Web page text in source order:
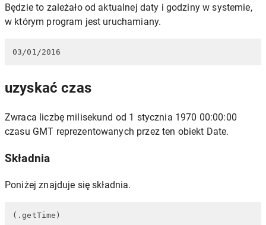
Będzie to zależało od aktualnej daty i godziny w systemie,
w którym program jest uruchamiany.
03/01/2016
uzyskać czas
Zwraca liczbę milisekund od 1 stycznia 1970 00:00:00
czasu GMT reprezentowanych przez ten obiekt Date.
Składnia
Poniżej znajduje się składnia.
(.getTime)